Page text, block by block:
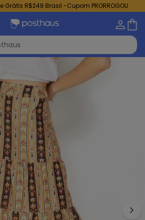
Grátis R$249 Brasil -Cupom PRORROGOU